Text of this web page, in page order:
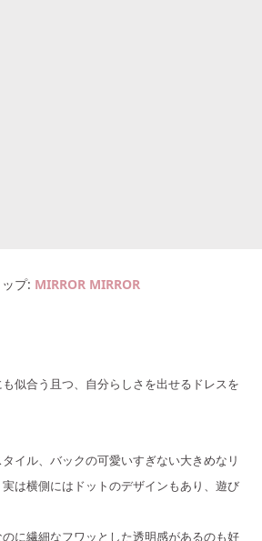
プ MIRROR MIRROR
似合う且つ、自分らしさを出せるドレスを
イル、バックの可愛いすぎない大きめなリ
は横側にはドットのデザインもあり、遊び
に繊細なフワッとした透明感があるのも好